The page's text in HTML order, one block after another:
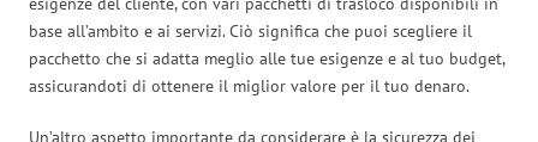
base all’ambito e ai servizi. Ciò significa che puoi scegliere il
pacchetto che si adatta meglio alle tue esigenze e al tuo budget,
assicurandoti di ottenere il miglior valore per il tuo denaro.
Un’altro aspetto importante da considerare è la sicurezza dei